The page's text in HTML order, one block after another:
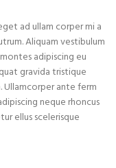
ad ullam corper mi a
Aliquam vestibulum
adipiscing eu
gravida tristique
ante ferm
neque rhoncus
ellus scelerisque